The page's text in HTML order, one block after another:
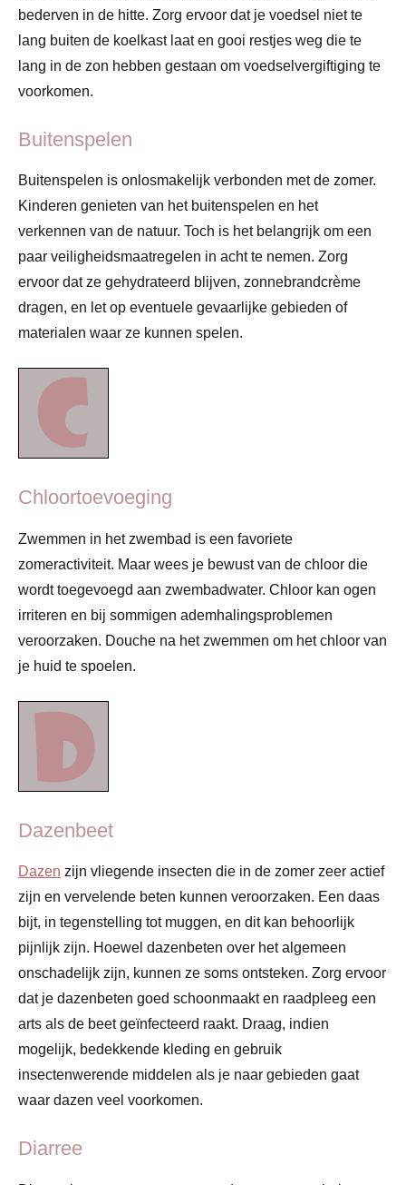
bederven in de hitte. Zorg ervoor dat je voedsel niet te
lang buiten de koelkast laat en gooi restjes weg die te
lang in de zon hebben gestaan om voedselvergiftiging te
voorkomen.
Buitenspelen
Buitenspelen is onlosmakelijk verbonden met de zomer.
Kinderen genieten van het buitenspelen en het
verkennen van de natuur. Toch is het belangrijk om een
paar veiligheidsmaatregelen in acht te nemen. Zorg
ervoor dat ze gehydrateerd blijven, zonnebrandcrème
dragen, en let op eventuele gevaarlijke gebieden of
materialen waar ze kunnen spelen.
Chloortoevoeging
Zwemmen in het zwembad is een favoriete
zomeractiviteit. Maar wees je bewust van de chloor die
wordt toegevoegd aan zwembadwater. Chloor kan ogen
irriteren en bij sommigen ademhalingsproblemen
veroorzaken. Douche na het zwemmen om het chloor van
je huid te spoelen.
Dazenbeet
Dazen zijn vliegende insecten die in de zomer zeer actief
zijn en vervelende beten kunnen veroorzaken. Een daas
bijt, in tegenstelling tot muggen, en dit kan behoorlijk
pijnlijk zijn. Hoewel dazenbeten over het algemeen
onschadelijk zijn, kunnen ze soms ontsteken. Zorg ervoor
dat je dazenbeten goed schoonmaakt en raadpleeg een
arts als de beet geïnfecteerd raakt. Draag, indien
mogelijk, bedekkende kleding en gebruik
insectenwerende middelen als je naar gebieden gaat
waar dazen veel voorkomen.
Diarree